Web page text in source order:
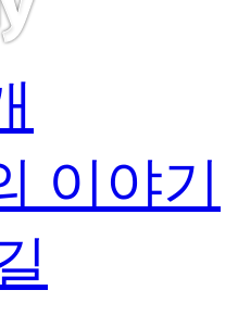
이야기